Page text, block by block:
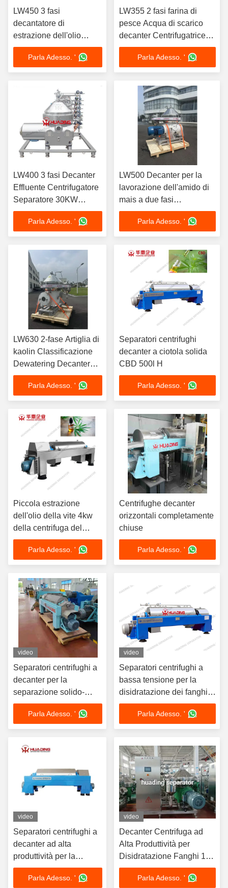
LW450 3 fasi
decantatore di
estrazione dell'olio
d'oliva separatore di
centrifuga 22 kW Motore
cuscinetto SKF
Parla Adesso. '
LW355 2 fasi farina di
pesce Acqua di scarico
decanter Centrifugatrice
Separatore duplex in
acciaio inossidabile PLC
automatico
Parla Adesso. '
LW400 3 fasi Decanter
Effluente Centrifugatore
Separatore 30KW
Motore ABB VFD
Automatico
Parla Adesso. '
LW500 Decanter per la
lavorazione dell'amido di
mais a due fasi
Centrifugatrice Separatore
di acciaio inossidabile di
qualità alimentare
Continuo
Parla Adesso. '
LW630 2-fase Artiglia di
kaolin Classificazione
Dewatering Decanter
Centrifugatore
Separatore Ceramica
resistente all'usura
Parla Adesso. '
Separatori centrifughi
decanter a ciotola solida
CBD 500l H
Parla Adesso. '
Piccola estrazione
dell'olio della vite 4kw
della centrifuga del
decantatore di CBD
Parla Adesso. '
Centrifughe decanter
orizzontali completamente
chiuse
Parla Adesso. '
video
Separatori centrifughi a
decanter per la
separazione solido-
liquido nella
disidratazione dei fanghi
con azionamento a
funzionamento
Parla Adesso. '
video
Separatori centrifughi a
bassa tensione per la
disidratazione dei fanghi
con certificazione di bassa
tensione 2014/35/UE e
funzionamento automatico
Parla Adesso. '
video
Separatori centrifughi a
decanter ad alta
produttività per la
disidratazione dei fanghi
con conformità alla
Parla Adesso. '
video
Decanter Centrifuga ad
Alta Produttività per
Disidratazione Fanghi 1-
100 m³/h
Parla Adesso. '